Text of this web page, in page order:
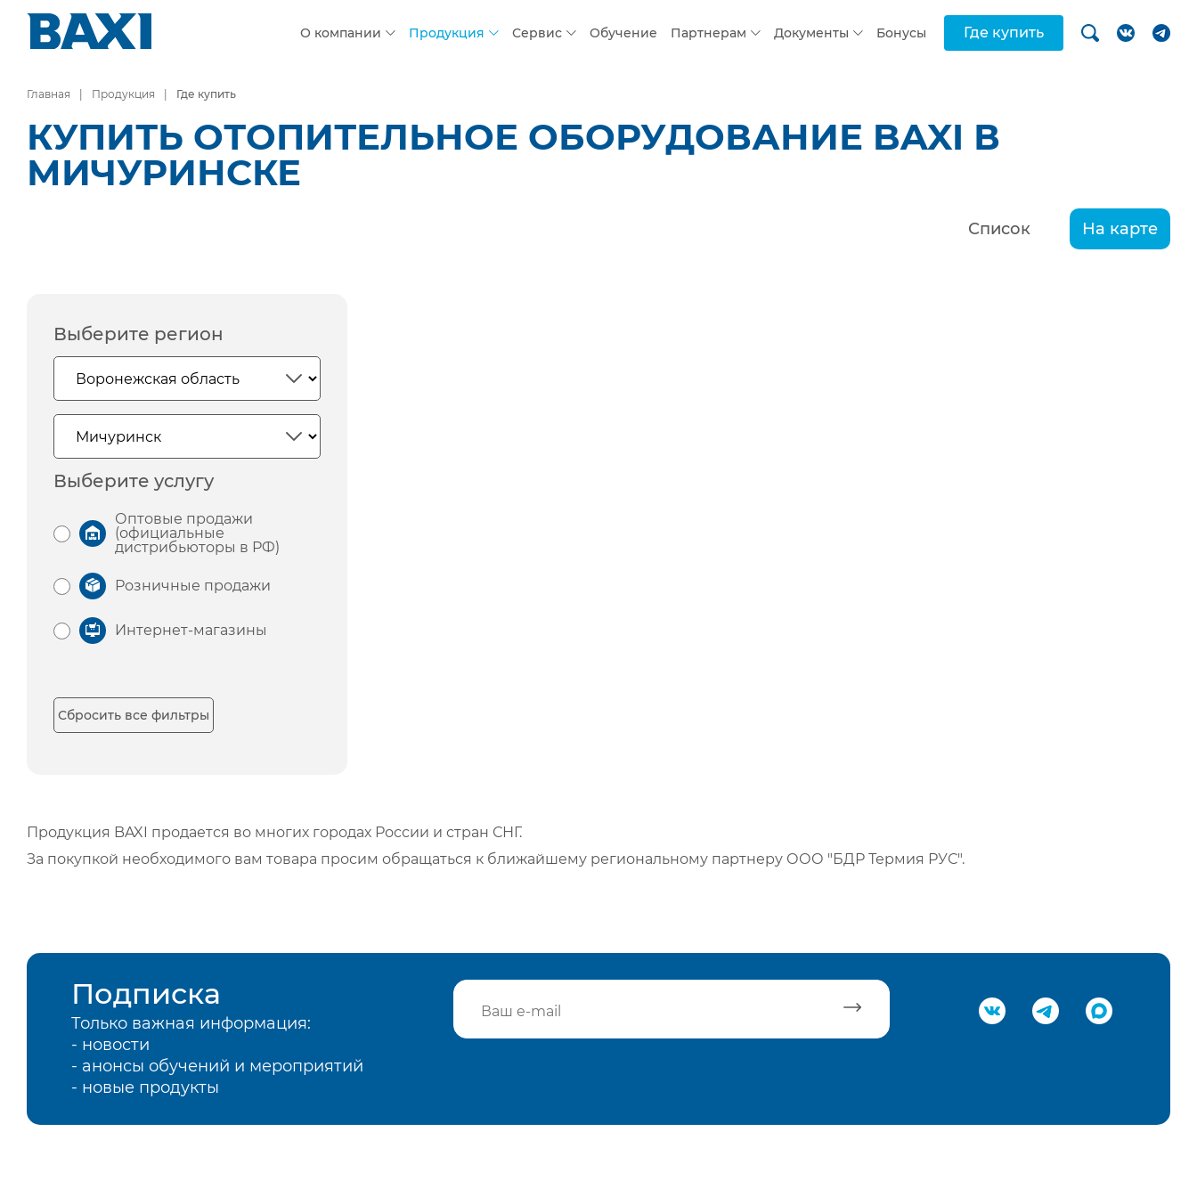
О компании Продукция Сервис Обучение Партнерам Документы Бонусы Где купить
Главная Продукция Где купить
КУПИТЬ ОТОПИТЕЛЬНОЕ ОБОРУДОВАНИЕ BAXI В
МИЧУРИНСКЕ
Список На карте
Выберите регион
Выберите услугу
Оптовые продажи
(официальные
дистрибьюторы в РФ)
Розничные продажи
Интернет-магазины
Сбросить все фильтры
Продукция BAXI продается во многих городах России и стран СНГ.
За покупкой необходимого вам товара просим обращаться к ближайшему региональному партнеру ООО "БДР Термия РУС".
Подписка
Только важная информация:
- новости
- анонсы обучений и мероприятий
- новые продукты